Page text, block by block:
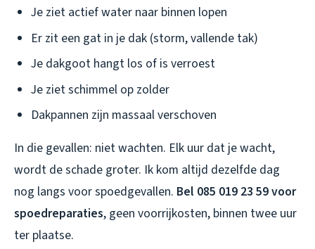
Je ziet actief water naar binnen lopen
Er zit een gat in je dak (storm, vallende tak)
Je dakgoot hangt los of is verroest
Je ziet schimmel op zolder
Dakpannen zijn massaal verschoven
In die gevallen: niet wachten. Elk uur dat je wacht,
wordt de schade groter. Ik kom altijd dezelfde dag
nog langs voor spoedgevallen. Bel 085 019 23 59 voor
spoedreparaties, geen voorrijkosten, binnen twee uur
ter plaatse.